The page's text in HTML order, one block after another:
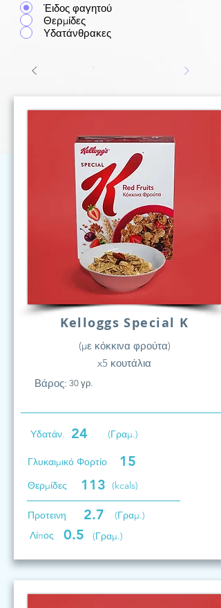
Έιδος φαγητού
Θερμίδες
Υδατάνθρακες
Kelloggs Special K
(με κόκκινα φρούτα)
x5 κουτάλια
Βάρος: 30 γρ.
Υδατάν. 24 (Γραμ.)
Γλυκαιμικό Φορτίο 15
Θερμίδες 113 (kcals)
Προτεινη 2.7
(Γραμ.)
Λίπος
0.5 (Γραμ.)